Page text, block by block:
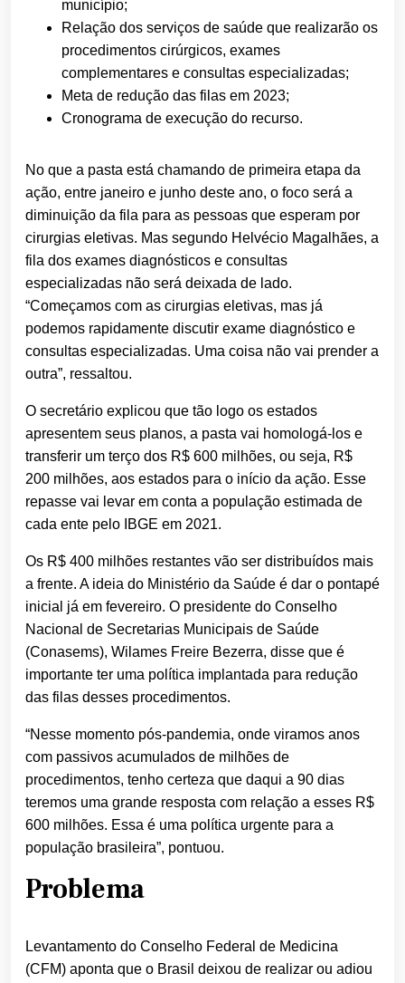
município;
Relação dos serviços de saúde que realizarão os
procedimentos cirúrgicos, exames
complementares e consultas especializadas;
Meta de redução das filas em 2023;
Cronograma de execução do recurso.
No que a pasta está chamando de primeira etapa da
ação, entre janeiro e junho deste ano, o foco será a
diminuição da fila para as pessoas que esperam por
cirurgias eletivas. Mas segundo Helvécio Magalhães, a
fila dos exames diagnósticos e consultas
especializadas não será deixada de lado.
“Começamos com as cirurgias eletivas, mas já
podemos rapidamente discutir exame diagnóstico e
consultas especializadas. Uma coisa não vai prender a
outra”, ressaltou.
O secretário explicou que tão logo os estados
apresentem seus planos, a pasta vai homologá-los e
transferir um terço dos R$ 600 milhões, ou seja, R$
200 milhões, aos estados para o início da ação. Esse
repasse vai levar em conta a população estimada de
cada ente pelo IBGE em 2021.
Os R$ 400 milhões restantes vão ser distribuídos mais
a frente. A ideia do Ministério da Saúde é dar o pontapé
inicial já em fevereiro. O presidente do Conselho
Nacional de Secretarias Municipais de Saúde
(Conasems), Wilames Freire Bezerra, disse que é
importante ter uma política implantada para redução
das filas desses procedimentos.
“Nesse momento pós-pandemia, onde viramos anos
com passivos acumulados de milhões de
procedimentos, tenho certeza que daqui a 90 dias
teremos uma grande resposta com relação a esses R$
600 milhões. Essa é uma política urgente para a
população brasileira”, pontuou.
Problema
Levantamento do Conselho Federal de Medicina
(CFM) aponta que o Brasil deixou de realizar ou adiou